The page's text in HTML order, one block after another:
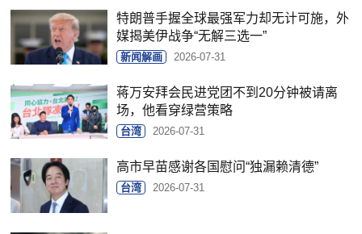
特朗普手握全球最强军力却无计可施，外
媒揭美伊战争“无解三选一”
新闻解画 2026-07-31
蒋万安拜会民进党团不到20分钟被请离
场，他看穿绿营策略
台湾 2026-07-31
高市早苗感谢各国慰问“独漏赖清德”
台湾 2026-07-31